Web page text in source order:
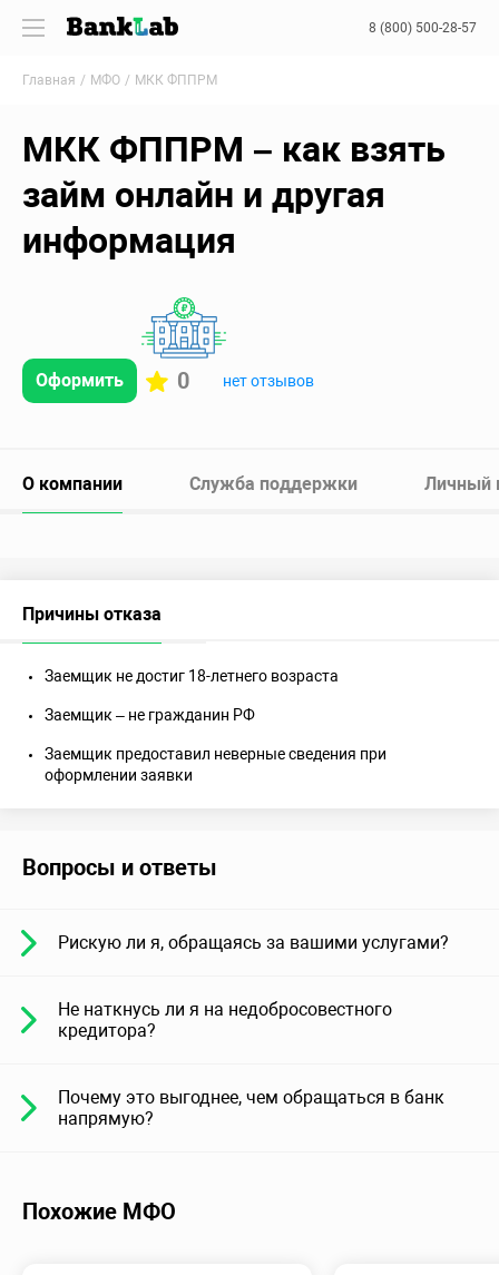
8 (800) 500-28-57
Главная МФО МКК ФППРМ
МКК ФППРМ – как взять
займ онлайн и другая
информация
Оформить 0 нет отзывов
О компании Служба поддержки Личный
Причины отказа
Заемщик не достиг 18-летнего возраста
Заемщик – не гражданин РФ
Заемщик предоставил неверные сведения при
оформлении заявки
Вопросы и ответы
Рискую ли я, обращаясь за вашими услугами?
Не наткнусь ли я на недобросовестного
кредитора?
Почему это выгоднее, чем обращаться в банк
напрямую?
Похожие МФО